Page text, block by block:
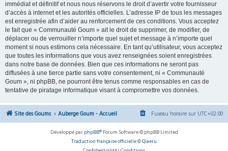
immédiat et définitif et nous nous réservons le droit d’avertir votre fournisseur
d’accès à internet et les autorités officielles. L’adresse IP de tous les messages
est enregistrée afin d’aider au renforcement de ces conditions. Vous acceptez
le fait que « Communauté Goum » ait le droit de supprimer, de modifier, de
déplacer ou de verrouiller n’importe quel sujet et message à n’importe quel
moment si nous estimons cela nécessaire. En tant qu’utilisateur, vous acceptez
que toutes les informations que vous avez renseignées soient enregistrées
dans notre base de données. Bien que ces informations ne seront pas
diffusées à une tierce partie sans votre consentement, ni « Communauté
Goum », ni phpBB, ne pourront être tenus comme responsables en cas de
tentative de piratage informatique visant à compromettre vos données.
Site des Goums Auberge Goum - Accueil Fuseau horaire sur UTC+02:00
Développé par phpBB® Forum Software © phpBB Limited
Traduction française officielle©Qiaeru